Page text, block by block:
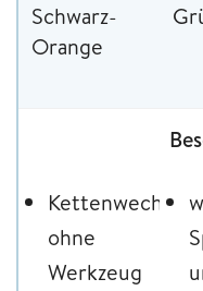
Schwarz-
Orange
Kettenwechsel
ohne
Werkzeug